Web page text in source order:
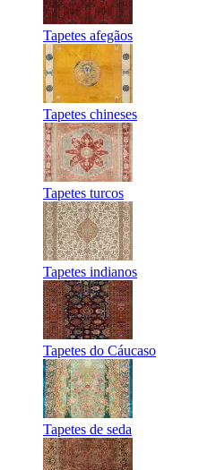
Tapetes afegãos
Tapetes chineses
Tapetes turcos
Tapetes indianos
Tapetes do Cáucaso
Tapetes de seda